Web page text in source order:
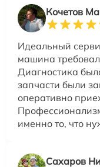
Кочетов
Идеальный
машина
Диагностика
запчасти были
оперативно
именно то, что
Сахаров